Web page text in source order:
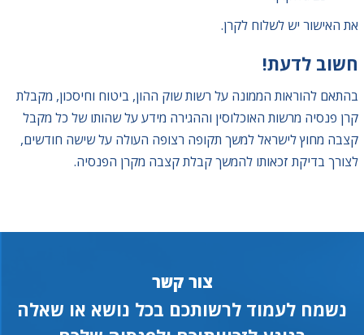
את האישור יש לשלוח לקרן.
חשוב לדעת!
בהתאם להוראות הממונה על רשות שוק ההון, ביטוח וחיסכון, מקבלת
קרן פנסיה מרשות האוכלוסין וההגירה מידע על שהותו של כל מקבל
קצבה מחוץ לישראל למשך תקופה רצופה העולה על שישה חודשים,
לצורך בדיקת זכאותו להמשך קבלת קצבה מקרן הפנסיה.
צור קשר
נשמח לעמוד לרשותכם בכל נושא או שאלה